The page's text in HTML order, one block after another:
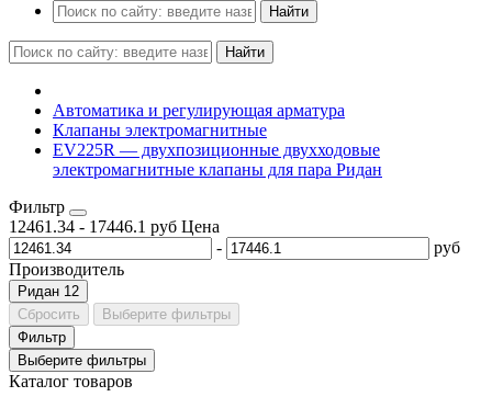
Найти
Найти
Автоматика и регулирующая арматура
Клапаны электромагнитные
EV225R — двухпозиционные двухходовые
электромагнитные клапаны для пара Ридан
Фильтр
12461.34 - 17446.1 руб Цена
-
руб
Производитель
Ридан 12
Сбросить
Выберите фильтры
Фильтр
Выберите фильтры
Каталог товаров